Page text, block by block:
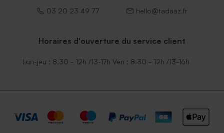
03 20 23 49 77 hello@tadaaz.fr
Horaires d'ouverture du service client
Lun-jeu : 8.30 - 12h /13-17h Ven : 8.30 - 12h /13-16h